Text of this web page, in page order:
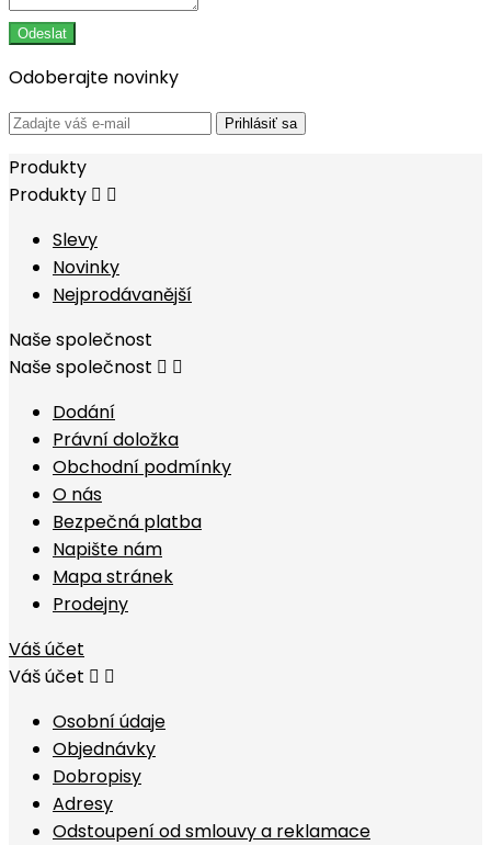
Odoberajte novinky
Prihlásiť sa
Produkty
Produkty  
Slevy
Novinky
Nejprodávanější
Naše společnost
Naše společnost  
Dodání
Právní doložka
Obchodní podmínky
O nás
Bezpečná platba
Napište nám
Mapa stránek
Prodejny
Váš účet
Váš účet  
Osobní údaje
Objednávky
Dobropisy
Adresy
Odstoupení od smlouvy a reklamace